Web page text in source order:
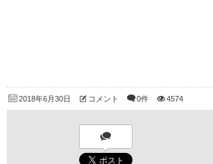
2018年6月30日 コメント 0件 4574